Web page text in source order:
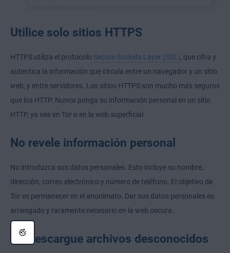
Utilice solo sitios HTTPS
HTTPS utiliza el protocolo Secure Sockets Layer (SSL) , que cifra y
autentica la información que circula entre un navegador y un sitio
web, y entre servidores. Los sitios HTTPS son mucho más seguros
que los HTTP. Nunca ponga su información personal en un sitio
HTTP, ya sea en Tor o en la web superficial.
No revele información personal
No introduzca sus datos personales. Esto incluye su nombre,
dirección, correo electrónico y número de teléfono. El objetivo de
Tor es permanecer en el anonimato. Dar sus datos personales es
arriesgado y raramente necesario en la web oscura.
No descargue archivos desconocidos